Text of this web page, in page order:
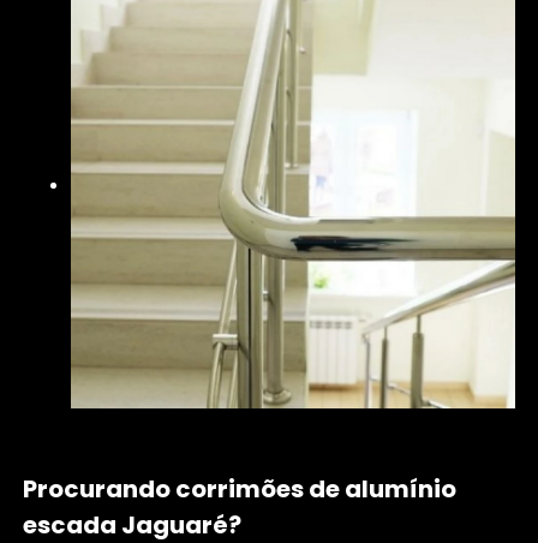
Procurando corrimões de alumínio
escada Jaguaré?